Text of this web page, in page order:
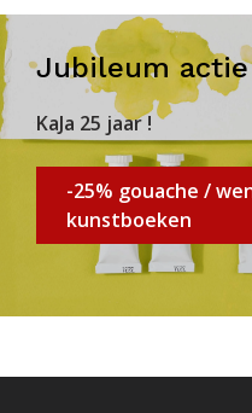
Jubileum
KaJa 25 jaar !
-25% gouache /
kunstboeken